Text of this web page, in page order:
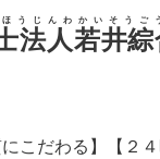
法人若井
うじんわかいそうご
にこだわる】【２